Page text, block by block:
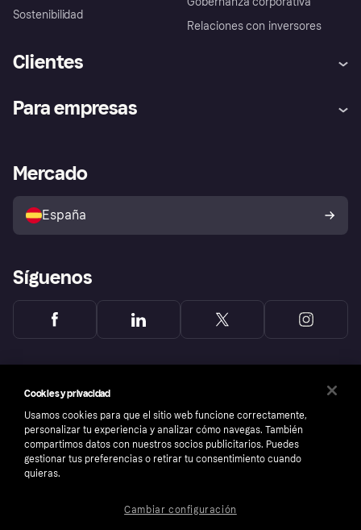
Sostenibilidad
Relaciones con inversores
Clientes
Inicio de sesión
Directorio de tiendas
Política de protección al
comprador de Klarna
Reclamaciones
Para empresas
Acceso empresas
Mercado
España
Síguenos
Cookies y privacidad
Usamos cookies para que el sitio web funcione correctamente,
personalizar tu experiencia y analizar cómo navegas. También
compartimos datos con nuestros socios publicitarios. Puedes
gestionar tus preferencias o retirar tu consentimiento cuando
quieras.
Cambiar configuración